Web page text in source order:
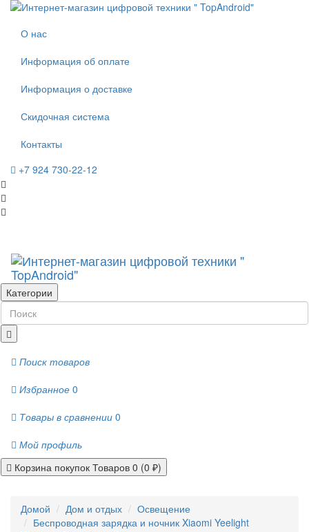
О нас
Информация об оплате
Информация о доставке
Скидочная система
Контакты
+7 924 730-22-12
Категории
Поиск товаров
Избранное 0
Товары в сравнении 0
Мой профиль
Корзина покупок Товаров 0 (0 ₽)
Домой Дом и отдых
Освещение
Беспроводная зарядка и ночник Xiaomi Yeelight